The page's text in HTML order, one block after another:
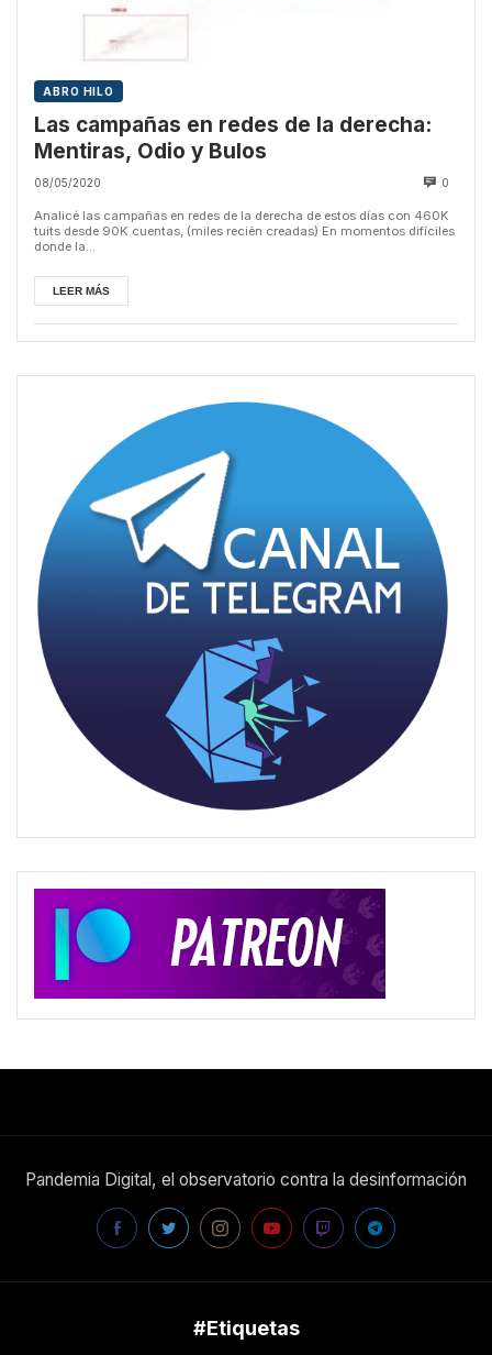
ABRO HILO
Las campañas en redes de la derecha:
Mentiras, Odio y Bulos
08/05/2020 0
Analicé las campañas en redes de la derecha de estos días con 460K
tuits desde 90K cuentas, (miles recién creadas) En momentos difíciles
donde la...
LEER MÁS
Pandemia Digital, el observatorio contra la desinformación
#Etiquetas